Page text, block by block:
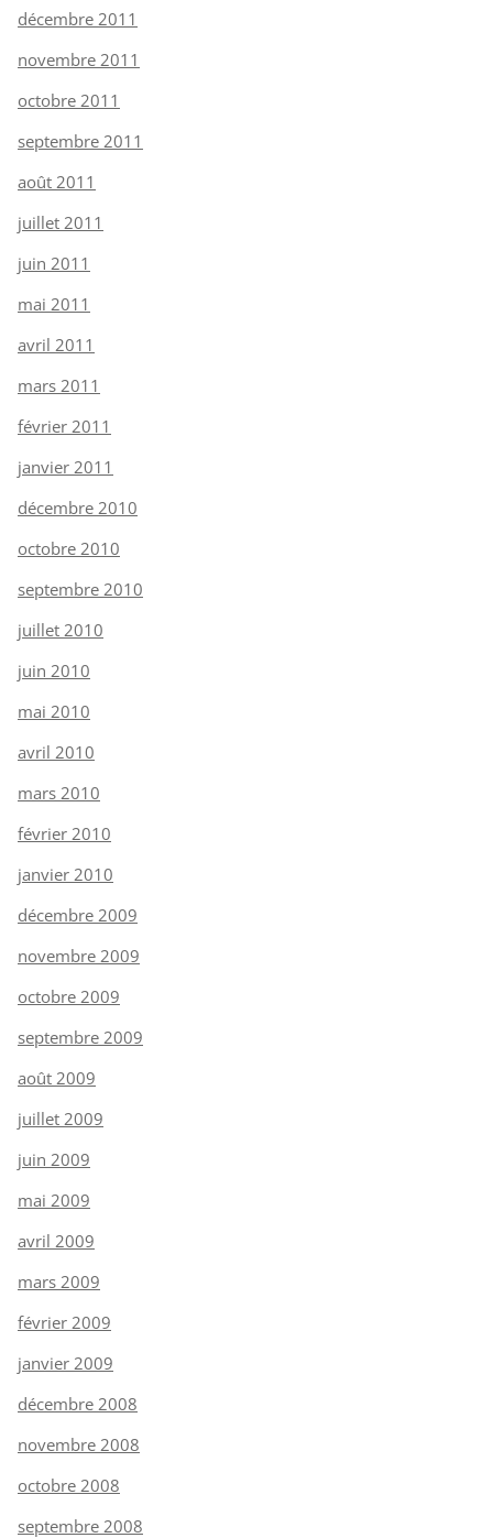
décembre 2011
novembre 2011
octobre 2011
septembre 2011
août 2011
juillet 2011
juin 2011
mai 2011
avril 2011
mars 2011
février 2011
janvier 2011
décembre 2010
octobre 2010
septembre 2010
juillet 2010
juin 2010
mai 2010
avril 2010
mars 2010
février 2010
janvier 2010
décembre 2009
novembre 2009
octobre 2009
septembre 2009
août 2009
juillet 2009
juin 2009
mai 2009
avril 2009
mars 2009
février 2009
janvier 2009
décembre 2008
novembre 2008
octobre 2008
septembre 2008